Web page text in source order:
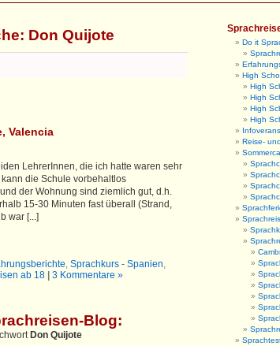
Don Quijote
Valencia
LehrerInnen, die ich hatte waren sehr
die Schule vorbehaltlos
der Wohnung sind ziemlich gut, d.h.
15-30 Minuten fast überall (Strand,
war [...]
, Sprachkurs - Spanien,
ab 18 3 Kommentare »
Blog:
Don Quijote
Do it
High
High
High
High
High
Reise-